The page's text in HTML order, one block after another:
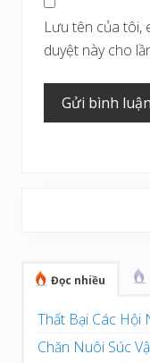
Lưu tên của tôi,
duyệt này cho
Đọc nhiều
Thất Bại Các Hội
Chăn Nuôi Súc